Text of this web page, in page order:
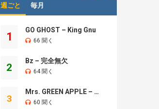
週ごと 毎月
1
GO GHOST – King Gnu
66 聞く
2
Bz – 完全無欠
64 聞く
3
Mrs. GREEN APPLE – Brand New
60 聞く